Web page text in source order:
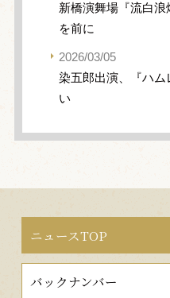
新橋演舞場『流白
を前に
2026/03/05
染五郎出演、『ハ
い
ニュースTOP
バックナンバー